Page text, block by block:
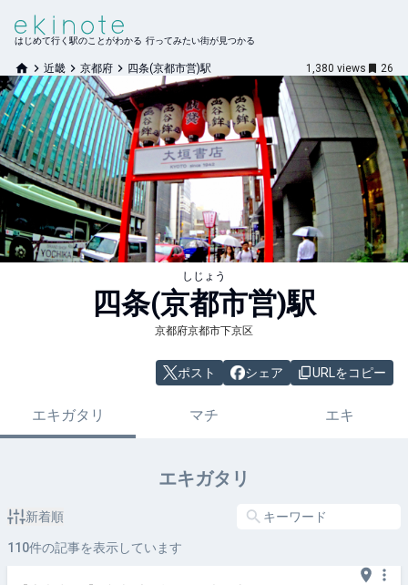
はじめて行く駅のことがわかる 行ってみたい街が見つかる
近畿 京都府 四条(京都市営)駅 1,380 views 26
しじょう
四条(京都市営)駅
京都府京都市下京区
ポスト シェア URLをコピー
エキガタリ マチ エキ
エキガタリ
新着順
110件の記事を表示しています